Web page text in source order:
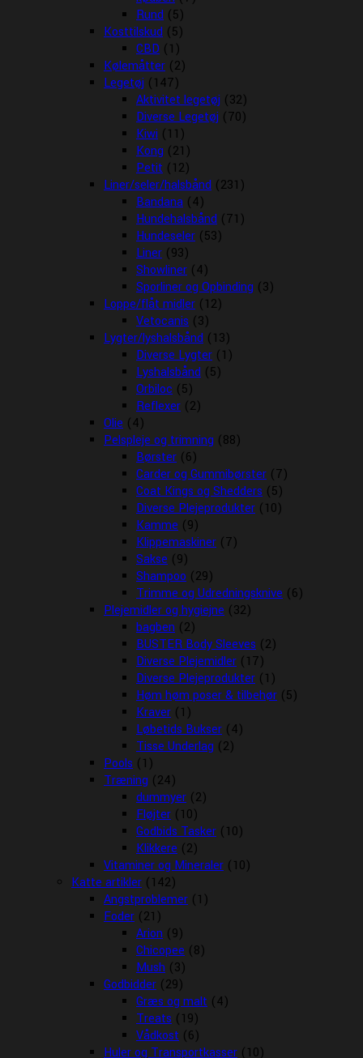
Rund (5)
Kosttilskud (5)
CBD (1)
Kølemåtter (2)
Legetøj (147)
Aktivitet legetøj (32)
Diverse Legetøj (70)
Kiwi (11)
Kong (21)
Petit (12)
Liner/seler/halsbånd (231)
Bandana (4)
Hundehalsbånd (71)
Hundeseler (53)
Liner (93)
Showliner (4)
Sporliner og Opbinding (3)
Loppe/flåt midler (12)
Vetocanis (3)
Lygter/lyshalsbånd (13)
Diverse Lygter (1)
Lyshalsbånd (5)
Orbiloc (5)
Reflexer (2)
Olie (4)
Pelspleje og trimning (88)
Børster (6)
Carder og Gummibørster (7)
Coat Kings og Shedders (5)
Diverse Plejeprodukter (10)
Kamme (9)
Klippemaskiner (7)
Sakse (9)
Shampoo (29)
Trimme og Udredningsknive (6)
Plejemidler og hygiejne (32)
bagben (2)
BUSTER Body Sleeves (2)
Diverse Plejemidler (17)
Diverse Plejeprodukter (1)
Høm høm poser & tilbehør (5)
Kraver (1)
Løbetids Bukser (4)
Tisse Underlag (2)
Pools (1)
Træning (24)
dummyer (2)
Fløjter (10)
Godbids Tasker (10)
Klikkere (2)
Vitaminer og Mineraler (10)
Katte artikler (142)
Angstproblemer (1)
Foder (21)
Arion (9)
Chicopee (8)
Mush (3)
Godbidder (29)
Græs og malt (4)
Treats (19)
Vådkost (6)
Huler og Transportkasser (10)